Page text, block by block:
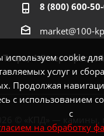
cookie
услуг и
Продолжая
с использованием
с
на обработку
8 (800) 600-
market@100-
Тверь, 4-й пер.
© «КПД» — камины,